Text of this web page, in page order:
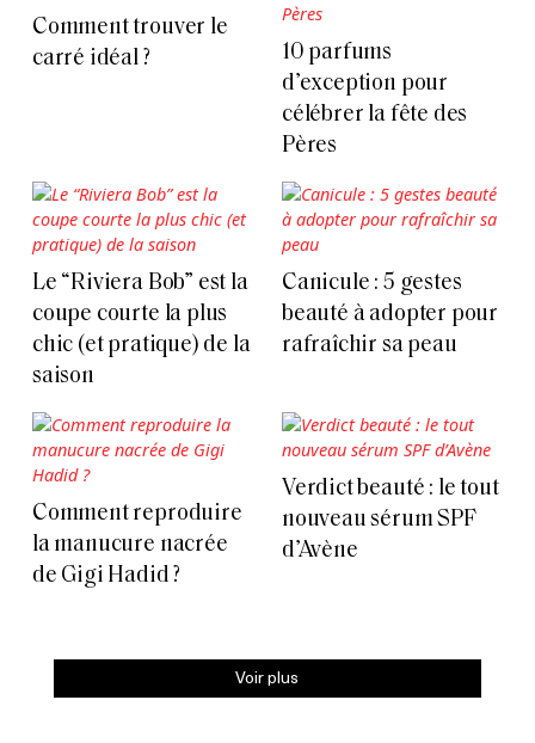
Comment trouver le
carré idéal ?
10 parfums
d’exception pour
célébrer la fête des
Pères
Le “Riviera Bob” est la
coupe courte la plus
chic (et pratique) de la
saison
Canicule : 5 gestes
beauté à adopter pour
rafraîchir sa peau
Comment reproduire
la manucure nacrée
de Gigi Hadid ?
Verdict beauté : le tout
nouveau sérum SPF
d’Avène
Voir plus